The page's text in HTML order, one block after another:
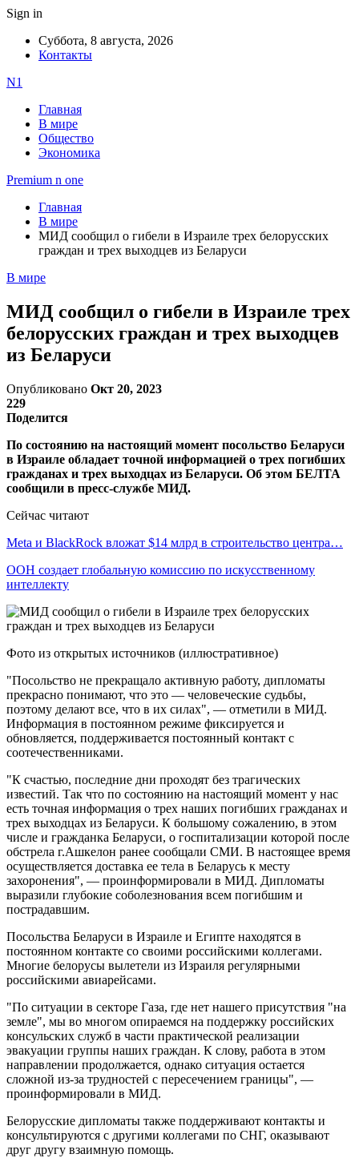
Sign in
Суббота, 8 августа, 2026
Контакты
N1
Главная
В мире
Общество
Экономика
Premium n one
Главная
В мире
МИД сообщил о гибели в Израиле трех белорусских
граждан и трех выходцев из Беларуси
В мире
МИД сообщил о гибели в Израиле трех
белорусских граждан и трех выходцев
из Беларуси
Опубликовано Окт 20, 2023
229
Поделится
По состоянию на настоящий момент посольство Беларуси
в Израиле обладает точной информацией о трех погибших
гражданах и трех выходцах из Беларуси. Об этом БЕЛТА
сообщили в пресс-службе МИД.
Сейчас читают
Meta и BlackRock вложат $14 млрд в строительство центра…
ООН создает глобальную комиссию по искусственному
интеллекту
Фото из открытых источников (иллюстративное)
"Посольство не прекращало активную работу, дипломаты
прекрасно понимают, что это — человеческие судьбы,
поэтому делают все, что в их силах", — отметили в МИД.
Информация в постоянном режиме фиксируется и
обновляется, поддерживается постоянный контакт с
соотечественниками.
"К счастью, последние дни проходят без трагических
известий. Так что по состоянию на настоящий момент у нас
есть точная информация о трех наших погибших гражданах и
трех выходцах из Беларуси. К большому сожалению, в этом
числе и гражданка Беларуси, о госпитализации которой после
обстрела г.Ашкелон ранее сообщали СМИ. В настоящее время
осуществляется доставка ее тела в Беларусь к месту
захоронения", — проинформировали в МИД. Дипломаты
выразили глубокие соболезнования всем погибшим и
пострадавшим.
Посольства Беларуси в Израиле и Египте находятся в
постоянном контакте со своими российскими коллегами.
Многие белорусы вылетели из Израиля регулярными
российскими авиарейсами.
"По ситуации в секторе Газа, где нет нашего присутствия "на
земле", мы во многом опираемся на поддержку российских
консульских служб в части практической реализации
эвакуации группы наших граждан. К слову, работа в этом
направлении продолжается, однако ситуация остается
сложной из-за трудностей с пересечением границы", —
проинформировали в МИД.
Белорусские дипломаты также поддерживают контакты и
консультируются с другими коллегами по СНГ, оказывают
друг другу взаимную помощь.